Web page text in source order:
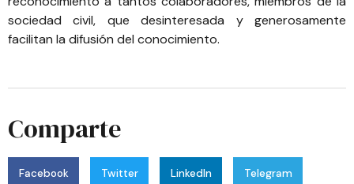
sociedad civil, que desinteresada y generosamente
facilitan la difusión del conocimiento.
Comparte
Facebook Twitter LinkedIn Telegram